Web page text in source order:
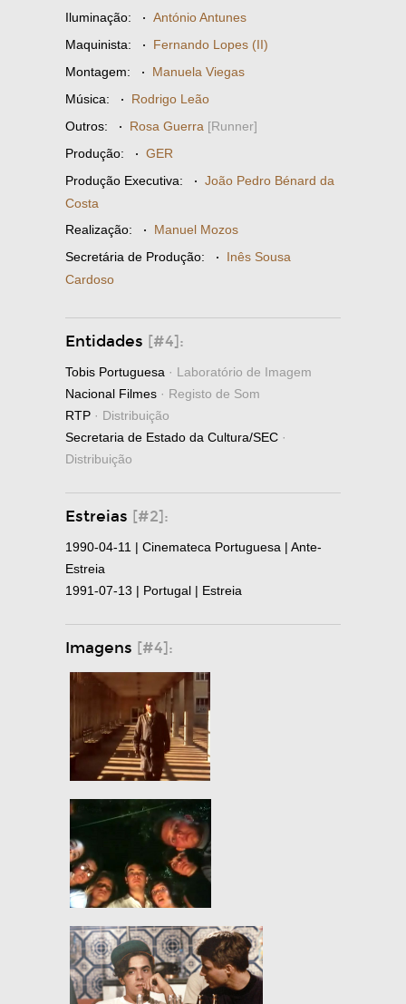
Iluminação: · António Antunes
Maquinista: · Fernando Lopes (II)
Montagem: · Manuela Viegas
Música: · Rodrigo Leão
Outros: · Rosa Guerra [Runner]
Produção: · GER
Produção Executiva: · João Pedro Bénard da
Costa
Realização: · Manuel Mozos
Secretária de Produção: · Inês Sousa
Cardoso
Entidades [#4]:
Tobis Portuguesa · Laboratório de Imagem
Nacional Filmes · Registo de Som
RTP · Distribuição
Secretaria de Estado da Cultura/SEC ·
Distribuição
Estreias [#2]:
1990-04-11 | Cinemateca Portuguesa | Ante-
Estreia
1991-07-13 | Portugal | Estreia
Imagens [#4]: